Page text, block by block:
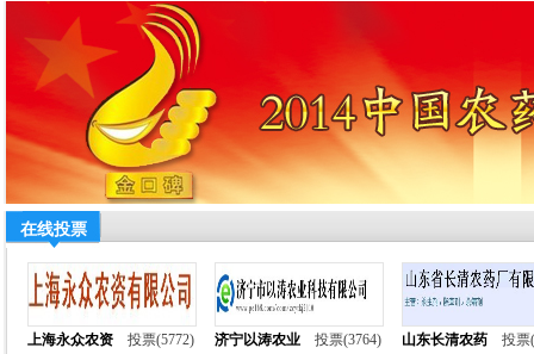
在线投票
上海永众农资 投票(5772) 济宁以涛农业 投票(3764) 山东长清农药 投票